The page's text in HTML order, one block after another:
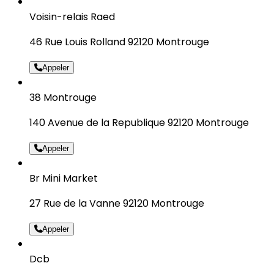
Voisin-relais Raed
46 Rue Louis Rolland 92120 Montrouge
Appeler
38 Montrouge
140 Avenue de la Republique 92120 Montrouge
Appeler
Br Mini Market
27 Rue de la Vanne 92120 Montrouge
Appeler
Dcb